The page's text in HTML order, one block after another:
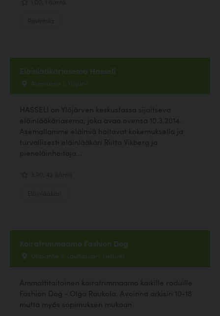
Eläinlääkäriasema Hasseli
Asemantie 1, Ylöjärvi
HASSELI on Ylöjärven keskustassa sijaitseva
eläinlääkäriasema, joka avaa ovensa 10.3.2014.
Asemallamme eläimiä hoitavat kokemuksella ja
turvallisesti eläinlääkäri Riitta Vikberg ja
pieneläinhoitaja...
Koiratrimmaamo Fashion Dog
Otavantie 3, Lauttasaari, Helsinki
Ammattitaitoinen koiratrimmaamo kaikille roduille
Fashion Dog - Olga Raukola. Avoinna arkisin 10-18
mutta myös sopimuksen mukaan.